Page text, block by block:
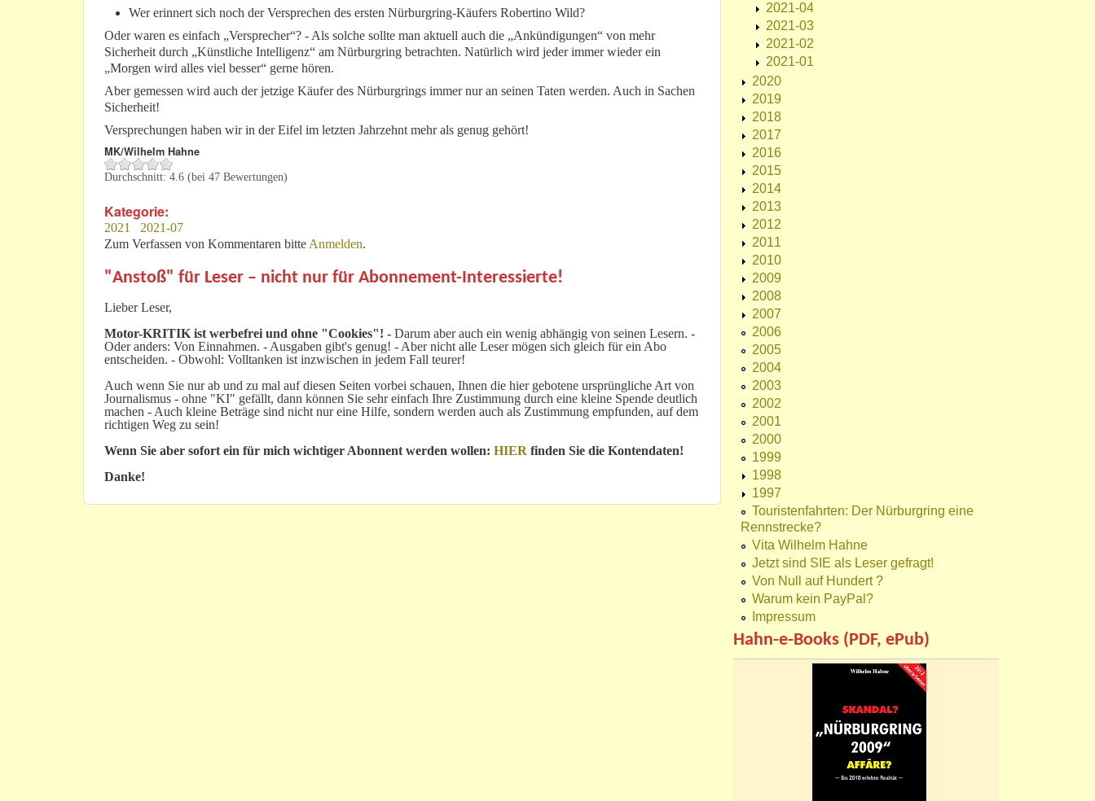
Wer erinnert sich noch der Versprechen des ersten Nürburgring-Käufers Robertino Wild?
Oder waren es einfach „Versprecher“? - Als solche sollte man aktuell auch die „Ankündigungen“ von mehr
Sicherheit durch „Künstliche Intelligenz“ am Nürburgring betrachten. Natürlich wird jeder immer wieder ein
„Morgen wird alles viel besser“ gerne hören.
Aber gemessen wird auch der jetzige Käufer des Nürburgrings immer nur an seinen Taten werden. Auch in Sachen
Sicherheit!
Versprechungen haben wir in der Eifel im letzten Jahrzehnt mehr als genug gehört!
MK/Wilhelm Hahne
Durchschnitt: 4.6 (bei 47 Bewertungen)
Kategorie:
2021
2021-07
Zum Verfassen von Kommentaren bitte Anmelden.
"Anstoß" für Leser – nicht nur für Abonnement-Interessierte!
Lieber Leser,
Motor-KRITIK ist werbefrei und ohne "Cookies"! - Darum aber auch ein wenig abhängig von seinen Lesern. -
Oder anders: Von Einnahmen. - Ausgaben gibt's genug! - Aber nicht alle Leser mögen sich gleich für ein Abo
entscheiden. - Obwohl: Volltanken ist inzwischen in jedem Fall teurer!
Auch wenn Sie nur ab und zu mal auf diesen Seiten vorbei schauen, Ihnen die hier gebotene ursprüngliche Art von
Journalismus - ohne "KI" gefällt, dann können Sie sehr einfach Ihre Zustimmung durch eine kleine Spende deutlich
machen - Auch kleine Beträge sind nicht nur eine Hilfe, sondern werden auch als Zustimmung empfunden, auf dem
richtigen Weg zu sein!
Wenn Sie aber sofort ein für mich wichtiger Abonnent werden wollen: HIER finden Sie die Kontendaten!
Danke!
2021-04
2021-03
2021-02
2021-01
2020
2019
2018
2017
2016
2015
2014
2013
2012
2011
2010
2009
2008
2007
2006
2005
2004
2003
2002
2001
2000
1999
1998
1997
Touristenfahrten: Der Nürburgring eine
Rennstrecke?
Vita Wilhelm Hahne
Jetzt sind SIE als Leser gefragt!
Von Null auf Hundert ?
Warum kein PayPal?
Impressum
Hahn-e-Books (PDF, ePub)